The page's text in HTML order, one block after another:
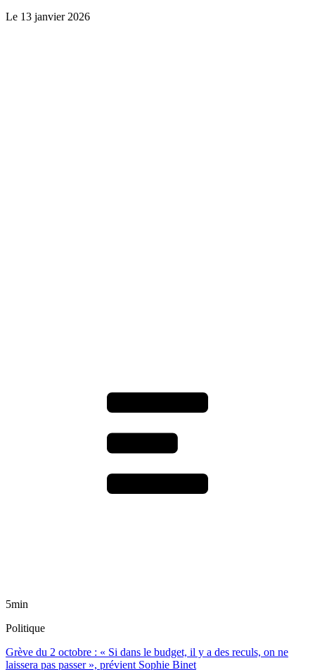
Le 13 janvier 2026
5min
Politique
Grève du 2 octobre : « Si dans le budget, il y a des reculs, on ne
laissera pas passer », prévient Sophie Binet